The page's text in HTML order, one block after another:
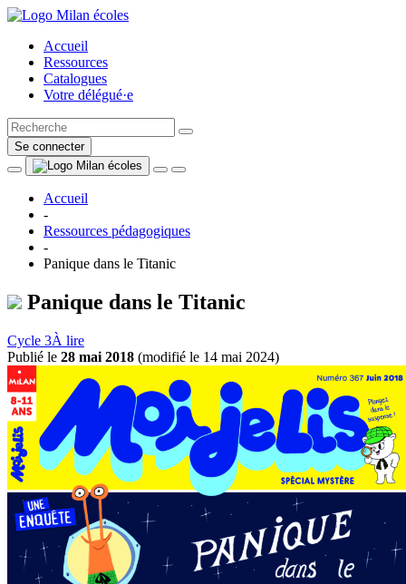
Accueil
Ressources
Catalogues
Votre délégué·e
Se connecter
Accueil
-
Ressources pédagogiques
-
Panique dans le Titanic
Panique dans le Titanic
Cycle 3À lire
Publié le 28 mai 2018 (modifié le 14 mai 2024)